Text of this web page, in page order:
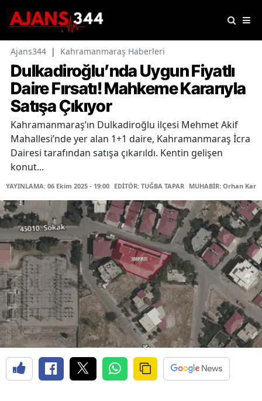
Ajans344 | Kahramanmaraş Haberleri
Dulkadiroğlu’nda Uygun Fiyatlı
Daire Fırsatı! Mahkeme Kararıyla
Satışa Çıkıyor
Kahramanmaraş’ın Dulkadiroğlu ilçesi Mehmet Akif
Mahallesi’nde yer alan 1+1 daire, Kahramanmaraş İcra
Dairesi tarafından satışa çıkarıldı. Kentin gelişen
konut...
YAYINLAMA: 06 Ekim 2025 - 19:00 EDİTÖR: TUĞBA TAPAR MUHABİR: Orhan